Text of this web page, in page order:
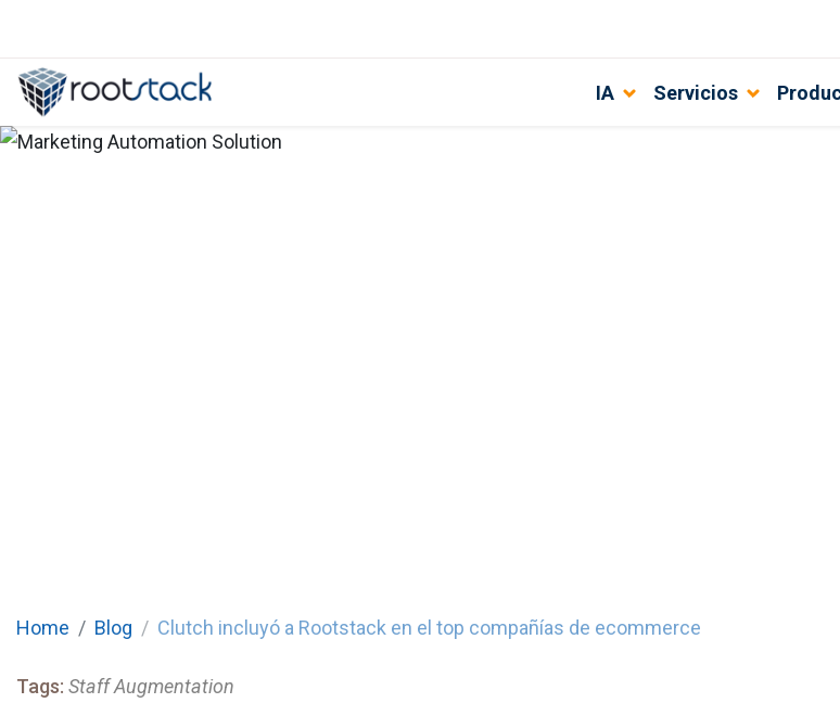
IA Servicios
Home Blog Clutch incluyó a Rootstack en el top compañías de ecommerce
Tags: Staff Augmentation